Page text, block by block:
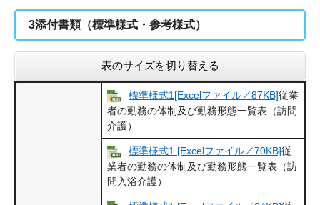
3添付書類（標準様式・参考様式）
表のサイズを切り替える
標準様式1[Excelファイル／87KB]従業
者の勤務の体制及び勤務形態一覧表（訪問
介護）
標準様式1 [Excelファイル／70KB]従
業者の勤務の体制及び勤務形態一覧表（訪
問入浴介護）